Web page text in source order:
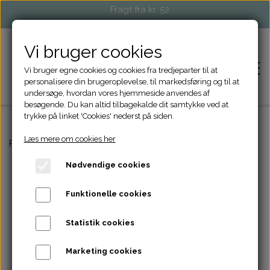
Fragt fra kr. 52
FORSIDE
FORHANDLERE
Forside Strikketilbehør
Vi bruger cookies
Vi bruger egne cookies og cookies fra tredjeparter til at
personalisere din brugeroplevelse, til markedsføring og til at
undersøge, hvordan vores hjemmeside anvendes af
besøgende. Du kan altid tilbagekalde dit samtykke ved at
trykke på linket 'Cookies' nederst på siden.
Læs mere om cookies her
Nødvendige cookies
Funktionelle cookies
Statistik cookies
Marketing cookies